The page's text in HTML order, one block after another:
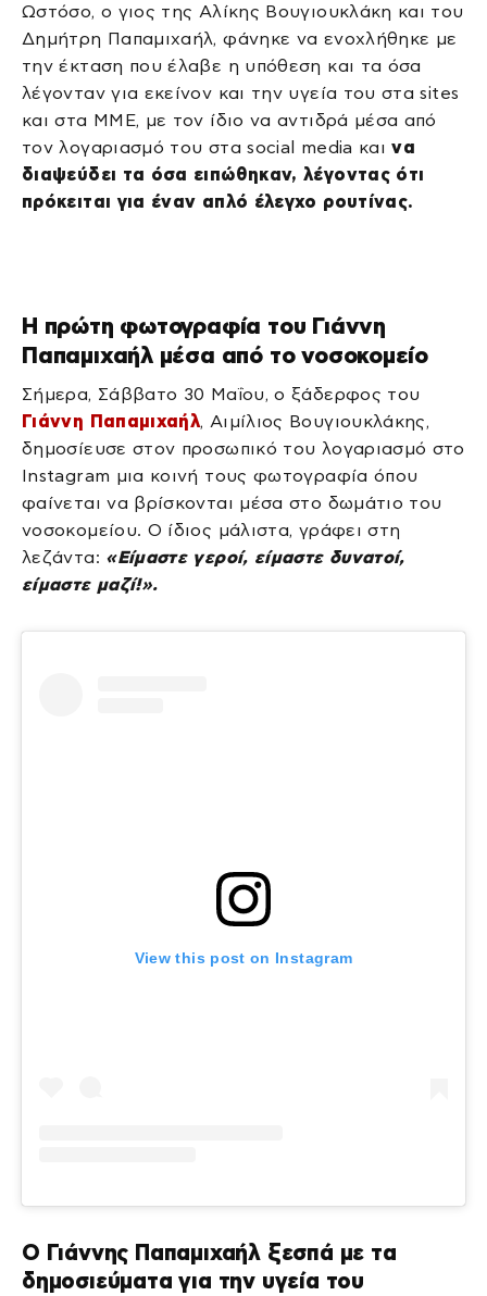
Ωστόσο, ο γιος της Αλίκης Βουγιουκλάκη και του
Δημήτρη Παπαμιχαήλ, φάνηκε να ενοχλήθηκε με
την έκταση που έλαβε η υπόθεση και τα όσα
λέγονταν για εκείνον και την υγεία του στα sites
και στα ΜΜΕ, με τον ίδιο να αντιδρά μέσα από
τον λογαριασμό του στα social media καινα
διαψεύδει τα όσα ειπώθηκαν, λέγοντας ότι
πρόκειται για έναν απλό έλεγχο ρουτίνας.
Η πρώτη φωτογραφία του Γιάννη
Παπαμιχαήλ μέσα από το νοσοκομείο
Σήμερα, Σάββατο 30 Μαΐου, ο ξάδερφος του
Γιάννη Παπαμιχαήλ, Αιμίλιος Βουγιουκλάκης,
δημοσίευσε στον προσωπικό του λογαριασμό στο
Instagram μια κοινή τους φωτογραφία όπου
φαίνεται να βρίσκονται μέσα στο δωμάτιο του
νοσοκομείου. Ο ίδιος μάλιστα, γράφει στη
λεζάντα: «Είμαστε γεροί, είμαστε δυνατοί,
είμαστε μαζί!».
View this post on Instagram
Ο Γιάννης Παπαμιχαήλ ξεσπά με τα
δημοσιεύματα για την υγεία του